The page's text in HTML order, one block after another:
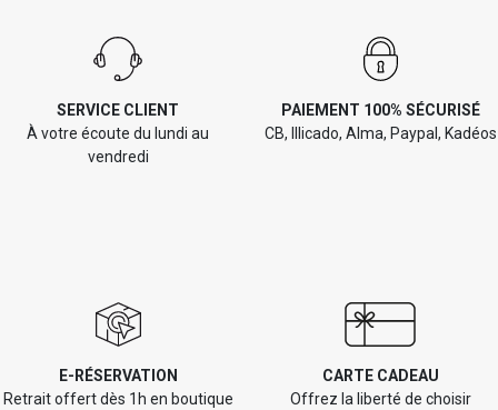
SERVICE CLIENT
À votre écoute du lundi au
vendredi
PAIEMENT 100% SÉCURISÉ
CB, Illicado, Alma, Paypal, Kadéos
E-RÉSERVATION
Retrait offert dès 1h en boutique
CARTE CADEAU
Offrez la liberté de choisir